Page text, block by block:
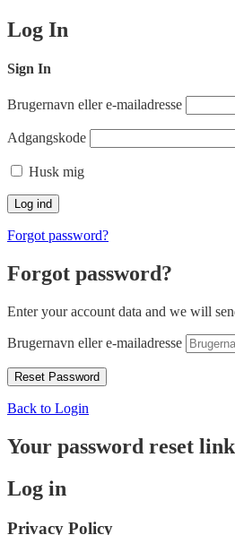
Log In
Sign In
Brugernavn eller e-mailadresse
Adgangskode
Husk mig
Forgot password?
Forgot password?
Enter your account data and we will
Brugernavn eller e-mailadresse
Back to Login
Your password reset
Log in
Privacy Policy